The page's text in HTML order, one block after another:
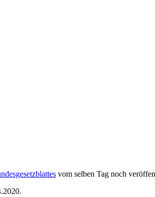
vom selben Tag noch